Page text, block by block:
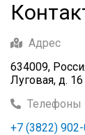
Адрес
634009,
Луговая, д. 16
Телефоны
+7 (3822)